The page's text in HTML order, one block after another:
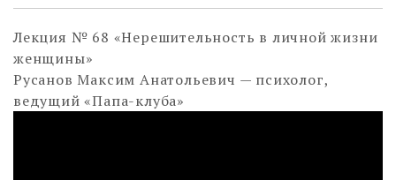
Лекция № 68 «Нерешительность в личной жизни
женщины»
Русанов Максим Анатольевич — психолог,
ведущий «Папа-клуба»